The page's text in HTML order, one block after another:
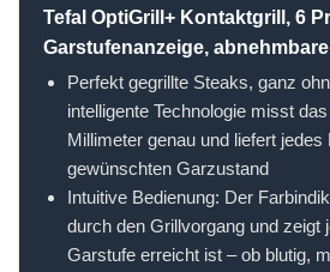
Tefal OptiGrill+ Kontaktgrill, 6
Garstufenanzeige,
Perfekt gegrillte Steaks, ganz
intelligente Technologie misst
Millimeter genau und liefert
gewünschten Garzustand
Intuitive Bedienung: Der
durch den Grillvorgang und zeigt
Garstufe erreicht ist – ob blutig,